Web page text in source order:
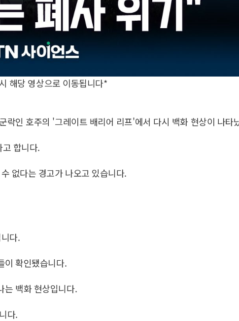
해당 영상으로 이동됩니다*
락인 호주의 '그레이트 배리어 리프'에서 다시 백화 현상이 나타
합니다.
없다는 경고가 나오고 있습니다.
다.
이 확인됐습니다.
는 백화 현상입니다.
다.